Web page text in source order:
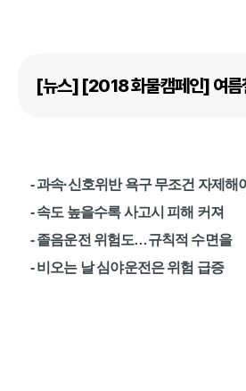
[뉴스] [2018 화물캠페인] 여름
- 과속·신호위반 욕구 무조건 자제해
- 속도 높을수록 사고시 피해 커져
- 졸음운전 위험도…규칙적 수면을
- 비오는 날 심야운전은 위험 급증